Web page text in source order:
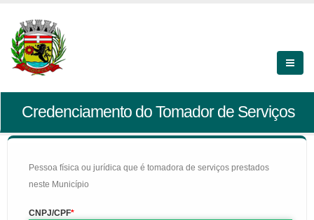
Credenciamento do Tomador de Serviços
Pessoa física ou jurídica que é tomadora de serviços prestados
neste Município
CNPJ/CPF